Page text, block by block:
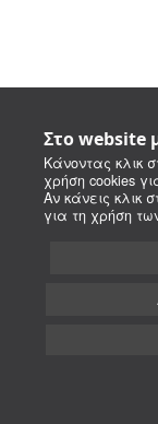
Στο website
Κάνοντας κλικ
χρήση cookies
Αν κάνεις κλικ
για τη χρήση